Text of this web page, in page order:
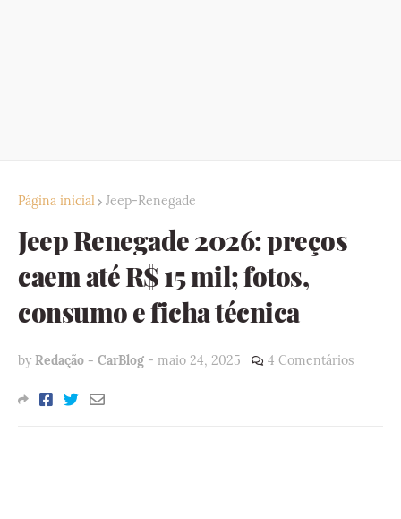
Página inicial Jeep-Renegade
Jeep Renegade 2026: preços
caem até R$ 15 mil; fotos,
consumo e ficha técnica
by Redação - CarBlog - maio 24, 2025 4 Comentários